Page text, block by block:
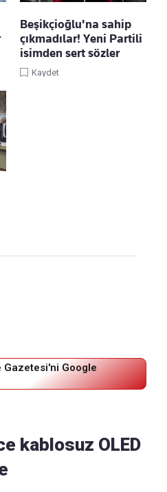
Beşikçioğlu'na sahip
çıkmadılar! Yeni Partili
isimden sert sözler
Kaydet
Gazetesi'ni Google
kablosuz OLED